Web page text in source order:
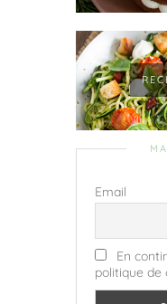
Email
En
politique de